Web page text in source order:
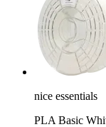
nice essentials
PLA Basic